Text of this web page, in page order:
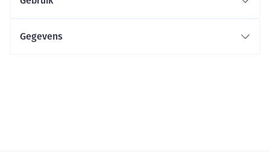
Gegevens